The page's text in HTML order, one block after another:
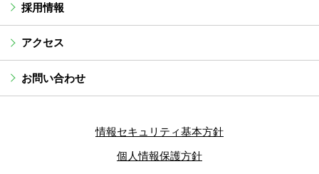
採用情報
アクセス
お問い合わせ
情報セキュリティ基本方針
個人情報保護方針